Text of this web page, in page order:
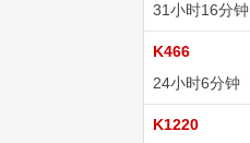
31小时16分钟
K466
24小时6分钟
K1220